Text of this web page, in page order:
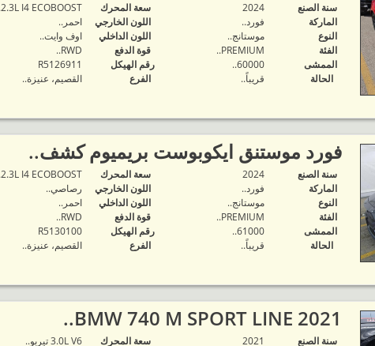
سنة الصنع
2024
الماركة
فورد..
النوع
موستانج..
الفئة
PREMIUM..
الممشى
60000..
الحالة
قريباً..
‬سعة المحرك
2.3L I4 ECOBOOST..
اللون الخارجي
احمر..
اللون الداخلي
اوف وايت..
قوة الدفع
RWD..
رقم الهيكل
R5126911
الفرع
القصيم، عنيزة..
فورد موستنق ايكوبوست بريميوم كشف..
سنة الصنع
2024
الماركة
فورد..
النوع
موستانج..
الفئة
PREMIUM..
الممشى
61000..
الحالة
قريباً..
‬سعة المحرك
2.3L I4 ECOBOOST..
اللون الخارجي
رصاصي..
اللون الداخلي
احمر..
قوة الدفع
RWD..
رقم الهيكل
R5130100
الفرع
القصيم، عنيزة..
2021 BMW 740 M SPORT LINE..
سنة الصنع 2021 ‬سعة المحرك 3.0L V6 تيربو..